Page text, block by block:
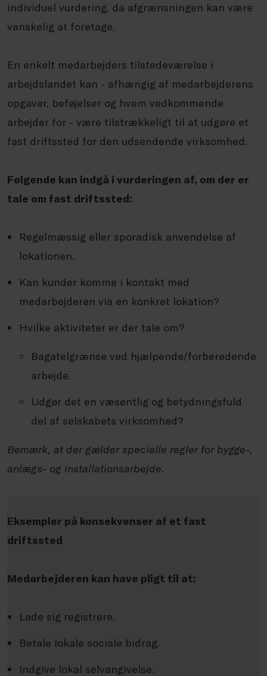
individuel vurdering, da afgrænsningen kan være
vanskelig at foretage.
En enkelt medarbejders tilstedeværelse i
arbejdslandet kan - afhængig af medarbejderens
opgaver, beføjelser og hvem vedkommende
arbejder for - være tilstrækkeligt til at udgøre et
fast driftssted for den udsendende virksomhed.
Følgende kan indgå i vurderingen af, om der er
tale om fast driftssted:
Regelmæssig eller sporadisk anvendelse af
lokationen.
Kan kunder komme i kontakt med
medarbejderen via en konkret lokation?
Hvilke aktiviteter er der tale om?
Bagatelgrænse ved hjælpende/forberedende
arbejde.
Udgør det en væsentlig og betydningsfuld
del af selskabets virksomhed?
Bemærk, at der gælder specielle regler for bygge-,
anlægs- og installationsarbejde.
Eksempler på konsekvenser af et fast
driftssted
Medarbejderen kan have pligt til at:
Lade sig registrere.
Betale lokale sociale bidrag.
Indgive lokal selvangivelse.